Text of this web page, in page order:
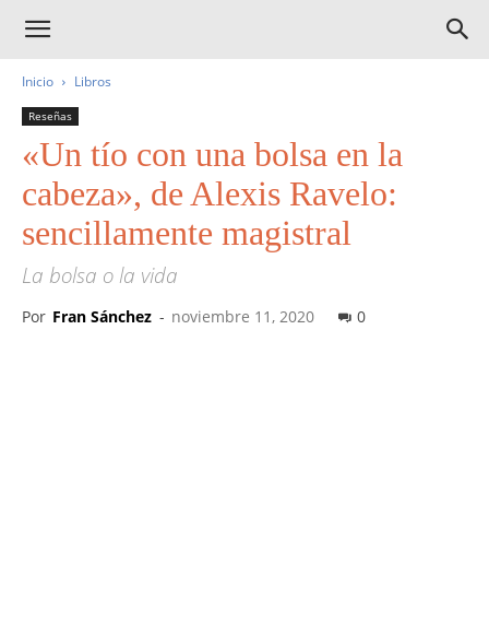
Inicio Libros
Reseñas
«Un tío con una bolsa en la
cabeza», de Alexis Ravelo:
sencillamente magistral
La bolsa o la vida
Por Fran Sánchez - noviembre 11, 2020 0